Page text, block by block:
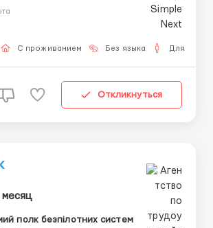
бізнес в мережі інтернет вже
в день. Виплати щоденні на Вашу
. Що очікуємо? Вимоги до кандид...
С проживанием Без языка Для
Откликнуться
месяц
полк безпілотних систем